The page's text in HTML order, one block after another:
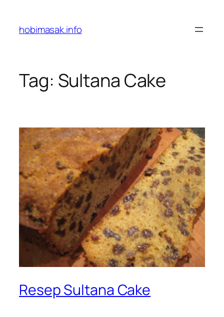
content
hobimasak.info
Tag: Sultana Cake
Resep Sultana Cake